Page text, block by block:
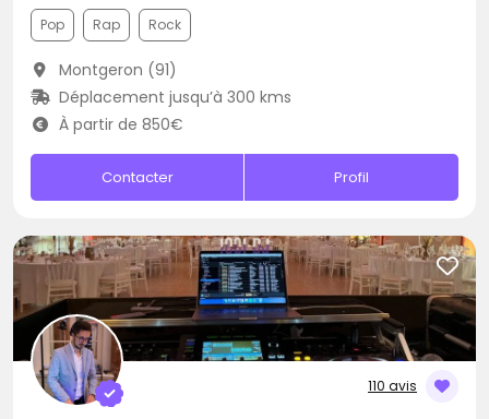
Pop Rap Rock
Montgeron (91)
Déplacement jusqu’à 300 kms
À partir de 850€
Contacter Profil
110 avis